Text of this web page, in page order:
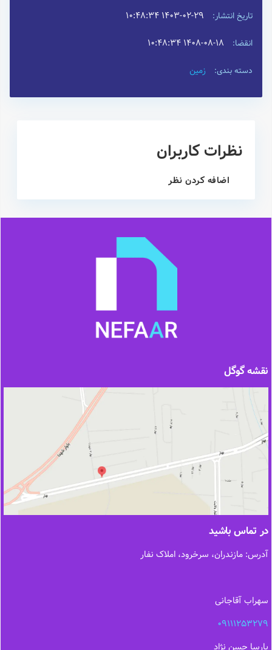
تاریخ انتشار: ۱۴۰۳-۰۲-۲۹ ۱۰:۴۸:۳۴
انقضا: ۱۴۰۸-۰۸-۱۸ ۱۰:۴۸:۳۴
دسته بندی: زمین
نظرات کاربران
اضافه کردن نظر
نقشه گوگل
در تماس باشید
آدرس: مازندران، سرخرود، املاک نفار
سهراب آقاجانی
09111253279
پارسا حسن نژاد